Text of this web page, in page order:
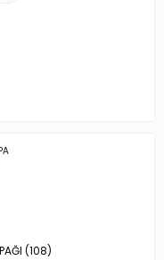
(108)